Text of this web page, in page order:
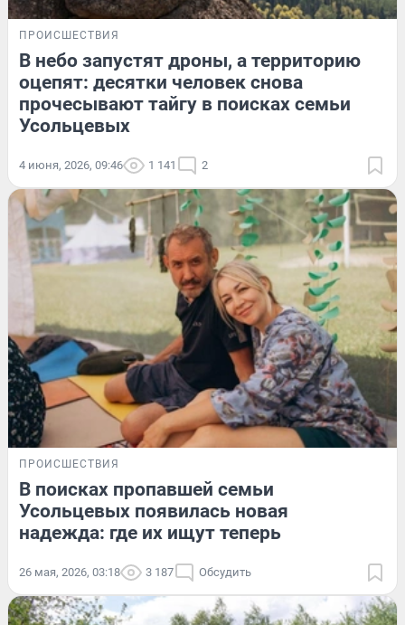
ПРОИСШЕСТВИЯ
В небо запустят дроны, а территорию
оцепят: десятки человек снова
прочесывают тайгу в поисках семьи
Усольцевых
4 июня, 2026, 09:46 1 141 2
ПРОИСШЕСТВИЯ
В поисках пропавшей семьи
Усольцевых появилась новая
надежда: где их ищут теперь
26 мая, 2026, 03:18 3 187 Обсудить